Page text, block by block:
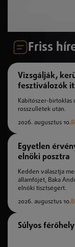
Friss
Vizsgálják,
fesztiválozók
Kábítószer-
rosszullétek után.
2026. augusztus 10.
Egyetlen
elnöki posztra
Kedden választja
államfőjét, Baka
elnöki tisztségért.
2026. augusztus 10.
Súlyos